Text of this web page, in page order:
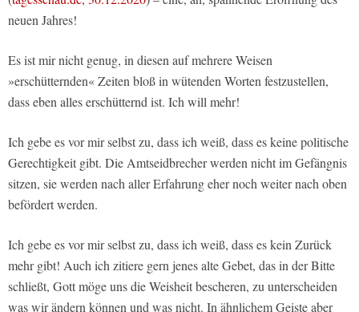
neuen Jahres!
Es ist mir nicht genug, in diesen auf mehrere Weisen
»erschütternden« Zeiten bloß in wütenden Worten festzustellen,
dass eben alles erschütternd ist. Ich will mehr!
Ich gebe es vor mir selbst zu, dass ich weiß, dass es keine politische
Gerechtigkeit gibt. Die Amtseidbrecher werden nicht im Gefängnis
sitzen, sie werden nach aller Erfahrung eher noch weiter nach oben
befördert werden.
Ich gebe es vor mir selbst zu, dass ich weiß, dass es kein Zurück
mehr gibt! Auch ich zitiere gern jenes alte Gebet, das in der Bitte
schließt, Gott möge uns die Weisheit bescheren, zu unterscheiden
was wir ändern können und was nicht. In ähnlichem Geiste aber